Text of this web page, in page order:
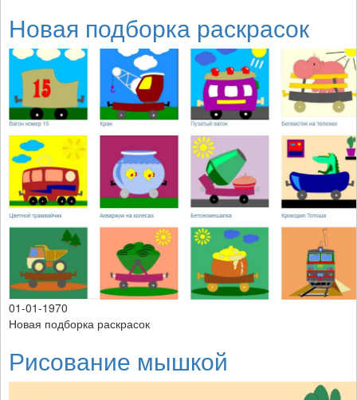
Новая подборка раскрасок
01-01-1970
Новая подборка раскрасок
Рисование мышкой